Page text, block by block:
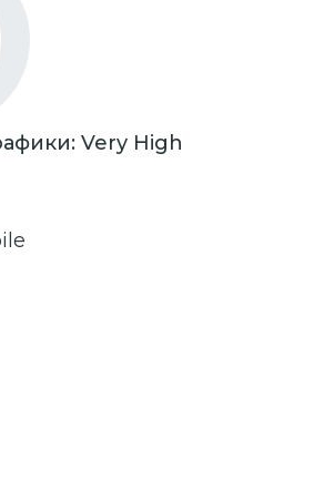
Very High